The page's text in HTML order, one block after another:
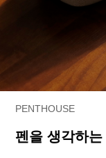
PENTHOUSE
펜을 생각하